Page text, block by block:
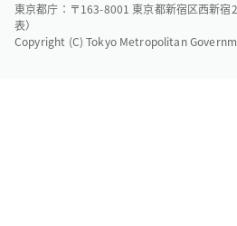
東京都庁：〒163-8001 東京都新宿区西新
表）
Copyright (C) Tokyo Metropolitan